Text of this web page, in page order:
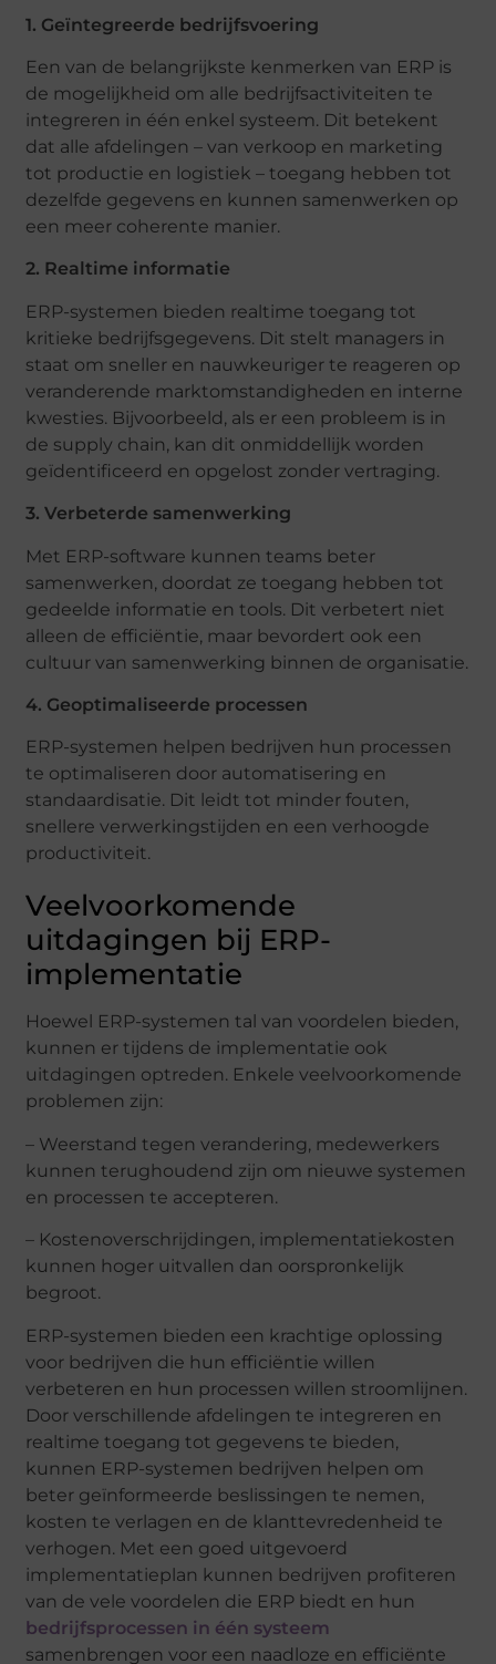
1. Geïntegreerde bedrijfsvoering
Een van de belangrijkste kenmerken van ERP is
de mogelijkheid om alle bedrijfsactiviteiten te
integreren in één enkel systeem. Dit betekent
dat alle afdelingen – van verkoop en marketing
tot productie en logistiek – toegang hebben tot
dezelfde gegevens en kunnen samenwerken op
een meer coherente manier.
2. Realtime informatie
ERP-systemen bieden realtime toegang tot
kritieke bedrijfsgegevens. Dit stelt managers in
staat om sneller en nauwkeuriger te reageren op
veranderende marktomstandigheden en interne
kwesties. Bijvoorbeeld, als er een probleem is in
de supply chain, kan dit onmiddellijk worden
geïdentificeerd en opgelost zonder vertraging.
3. Verbeterde samenwerking
Met ERP-software kunnen teams beter
samenwerken, doordat ze toegang hebben tot
gedeelde informatie en tools. Dit verbetert niet
alleen de efficiëntie, maar bevordert ook een
cultuur van samenwerking binnen de organisatie.
4. Geoptimaliseerde processen
ERP-systemen helpen bedrijven hun processen
te optimaliseren door automatisering en
standaardisatie. Dit leidt tot minder fouten,
snellere verwerkingstijden en een verhoogde
productiviteit.
Veelvoorkomende
uitdagingen bij ERP-
implementatie
Hoewel ERP-systemen tal van voordelen bieden,
kunnen er tijdens de implementatie ook
uitdagingen optreden. Enkele veelvoorkomende
problemen zijn:
– Weerstand tegen verandering, medewerkers
kunnen terughoudend zijn om nieuwe systemen
en processen te accepteren.
– Kostenoverschrijdingen, implementatiekosten
kunnen hoger uitvallen dan oorspronkelijk
begroot.
ERP-systemen bieden een krachtige oplossing
voor bedrijven die hun efficiëntie willen
verbeteren en hun processen willen stroomlijnen.
Door verschillende afdelingen te integreren en
realtime toegang tot gegevens te bieden,
kunnen ERP-systemen bedrijven helpen om
beter geïnformeerde beslissingen te nemen,
kosten te verlagen en de klanttevredenheid te
verhogen. Met een goed uitgevoerd
implementatieplan kunnen bedrijven profiteren
van de vele voordelen die ERP biedt en hun
bedrijfsprocessen in één systeem
samenbrengen voor een naadloze en efficiënte